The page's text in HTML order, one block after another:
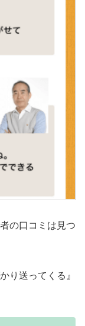
の口コミは見つ
り送ってくる』